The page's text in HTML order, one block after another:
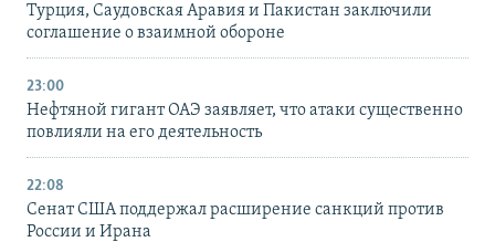
Турция, Саудовская Аравия и Пакистан заключили
соглашение о взаимной обороне
23:00
Нефтяной гигант ОАЭ заявляет, что атаки существенно
повлияли на его деятельность
22:08
Сенат США поддержал расширение санкций против
России и Ирана